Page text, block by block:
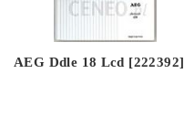
AEG Ddle 18 Lcd [222392]